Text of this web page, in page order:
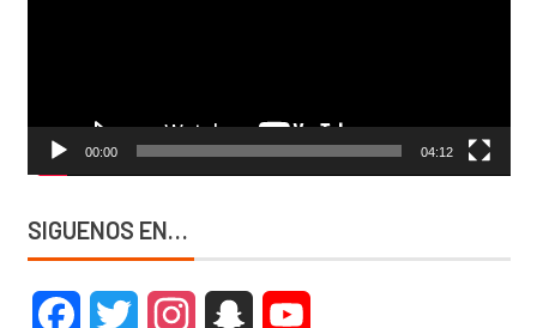
00:00 04:12
SIGUENOS EN…
FacebookTwitter InstagramSnapchat